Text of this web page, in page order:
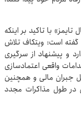
با تاکید بر اینکه
گفته است: ویتکاف تلاش
و پیشنهاد از سرگیری
واقعی اعتمادسازی
جبران مالی و همچنین
طول مذاکرات مجدد